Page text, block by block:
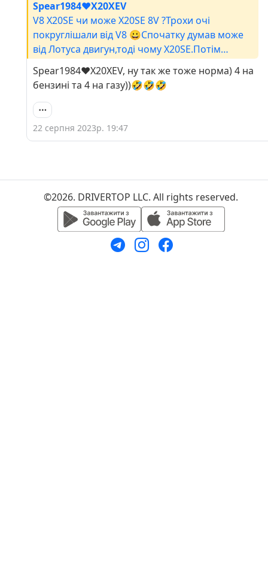
Spear1984❤X20XEV
V8 X20SE чи може X20SE 8V ?Трохи очі
покруглішали від V8 😀Спочатку думав може
від Лотуса двигун,тоді чому X20SE.Потім
врозумів що то 8 клапанів,тільки написано як 8
циліндрів.
Spear1984❤X20XEV, ну так же тоже норма) 4 на
бензині та 4 на газу))🤣🤣🤣
22 серпня 2023р. 19:47
©2026. DRIVERTOP LLC. All rights reserved.